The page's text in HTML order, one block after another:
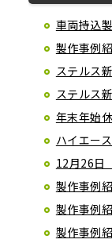
車両持込
製作事例
ステルス
ステルス
年末年始
ハイエー
12月26日
製作事例
製作事例
製作事例